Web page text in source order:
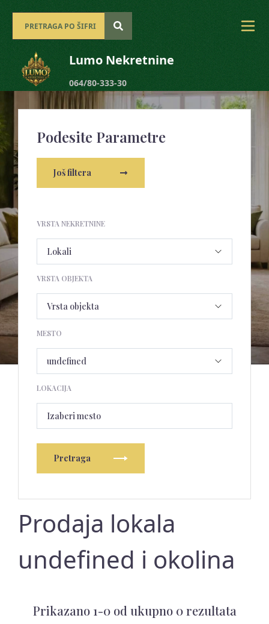
Lumo Nekretnine
064/80-333-30
Podesite Parametre
Još filtera
VRSTA NEKRETNINE
VRSTA OBJEKTA
MESTO
LOKACIJA
Izaberi mesto
Pretraga
Prodaja lokala
undefined i okolina
Prikazano 1-0 od ukupno 0 rezultata